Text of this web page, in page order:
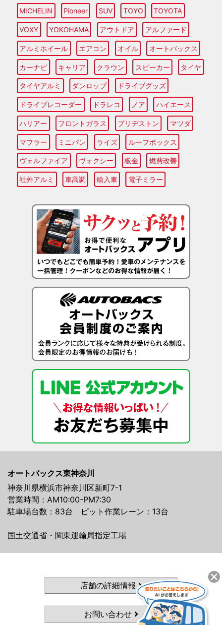
MICHELIN Pioneer SUV TOYO TOYOTA
VOXY YOKOHAMA アウトドア アルファード
アルミホイール エアコン オイル オートバックス
カーナビ キャリア クラウン スピーカー タイヤ
タイヤアルミ ダンロップ ドライブグッズ
ドライブレコーダー ドラレコ ノア ハイエース
ハリアー フロントガラス ブリヂストン マツダ
マフラー ミニバン ライズ ルーフボックス
ヴェルファイア ヴォクシー 板金 燃費改善
社外アルミ 車高調 輸入車 電子ミラー
オートバックス東神奈川
神奈川県横浜市神奈川区新町7-1
営業時間：AM10:00-PM7:30
駐車場台数：83台 ピット作業レーン：13台
国土交通省・関東運輸局指定工場
店舗の詳細情報
お問い合わせ